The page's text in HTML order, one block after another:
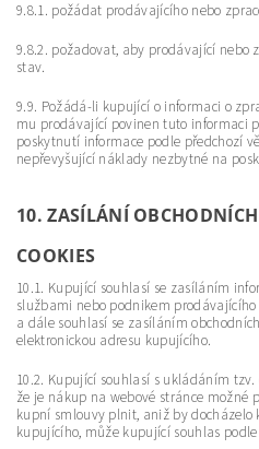
9.8.1. požádat prodávajícího nebo
9.8.2. požadovat, aby prodávající
stav.
9.9. Požádá-li kupující o informaci o
mu prodávající povinen tuto informaci
poskytnutí informace podle předchozí
nepřevyšující náklady nezbytné na
10. ZASÍLÁNÍ
COOKIES
10.1. Kupující souhlasí se zasíláním
službami nebo podnikem
a dále souhlasí se zasíláním
elektronickou adresu kupujícího.
10.2. Kupující souhlasí s ukládáním
že je nákup na webové stránce možné
kupní smlouvy plnit, aniž by
kupujícího, může kupující souhlas